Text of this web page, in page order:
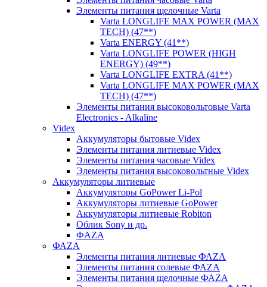
Элементы питания щелочные Varta
Varta LONGLIFE MAX POWER (MAX
TECH) (47**)
Varta ENERGY (41**)
Varta LONGLIFE POWER (HIGH
ENERGY) (49**)
Varta LONGLIFE EXTRA (41**)
Varta LONGLIFE MAX POWER (MAX
TECH) (47**)
Элементы питания высоковольтовые Varta
Electronics - Alkaline
Videx
Аккумуляторы бытовые Videx
Элементы питания литиевые Videx
Элементы питания часовые Videx
Элементы питания высоковольтные Videx
Аккумуляторы литиевые
Аккумуляторы GoPower Li-Pol
Аккумуляторы литиевые GoPower
Аккумуляторы литиевые Robiton
Облик Sony и др.
ФAZA
ФАZA
Элементы питания литиевые ФАZА
Элементы питания солевые ФАZА
Элементы питания щелочные ФАZА